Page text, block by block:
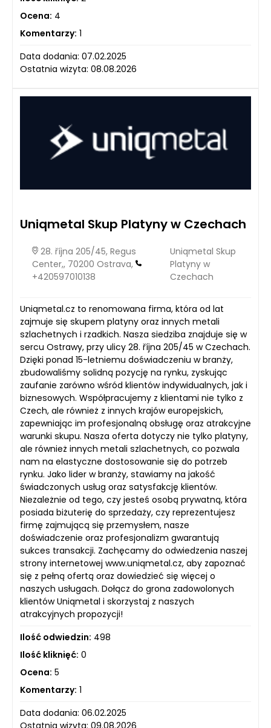
Ocena: 4
Komentarzy: 1
Data dodania: 07.02.2025
Ostatnia wizyta: 08.08.2026
Uniqmetal Skup Platyny w Czechach
28. října 205/45, Regus
Center,, 70200 Ostrava,
+420597010138
Uniqmetal Skup
Platyny w
Czechach
Uniqmetal.cz to renomowana firma, która od lat
zajmuje się skupem platyny oraz innych metali
szlachetnych i rzadkich. Nasza siedziba znajduje się w
sercu Ostrawy, przy ulicy 28. října 205/45 w Czechach.
Dzięki ponad 15-letniemu doświadczeniu w branży,
zbudowaliśmy solidną pozycję na rynku, zyskując
zaufanie zarówno wśród klientów indywidualnych, jak i
biznesowych. Współpracujemy z klientami nie tylko z
Czech, ale również z innych krajów europejskich,
zapewniając im profesjonalną obsługę oraz atrakcyjne
warunki skupu. Nasza oferta dotyczy nie tylko platyny,
ale również innych metali szlachetnych, co pozwala
nam na elastyczne dostosowanie się do potrzeb
rynku. Jako lider w branży, stawiamy na jakość
świadczonych usług oraz satysfakcję klientów.
Niezależnie od tego, czy jesteś osobą prywatną, która
posiada biżuterię do sprzedaży, czy reprezentujesz
firmę zajmującą się przemysłem, nasze
doświadczenie oraz profesjonalizm gwarantują
sukces transakcji. Zachęcamy do odwiedzenia naszej
strony internetowej www.uniqmetal.cz, aby zapoznać
się z pełną ofertą oraz dowiedzieć się więcej o
naszych usługach. Dołącz do grona zadowolonych
klientów Uniqmetal i skorzystaj z naszych
atrakcyjnych propozycji!
Ilość odwiedzin: 498
Ilość kliknięć: 0
Ocena: 5
Komentarzy: 1
Data dodania: 06.02.2025